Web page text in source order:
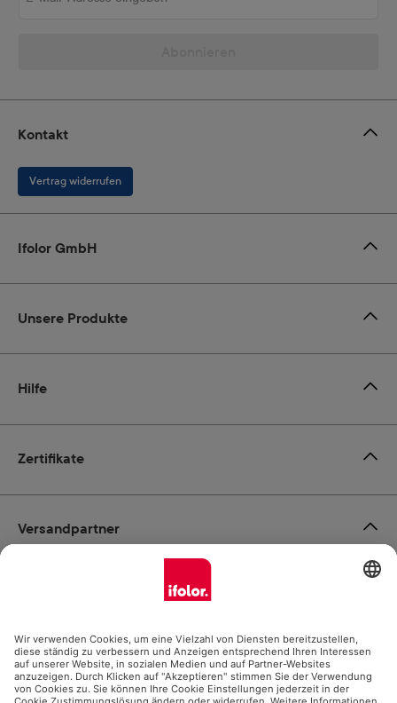
Zertifikate
Kontakt
Vertrag widerrufen
Ifolor GmbH
Unsere Produkte
Hilfe
Zahlungsmöglichkeiten
Social Media
Versandpartner